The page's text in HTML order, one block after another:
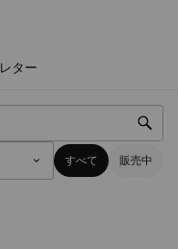
レター
すべて 販売中